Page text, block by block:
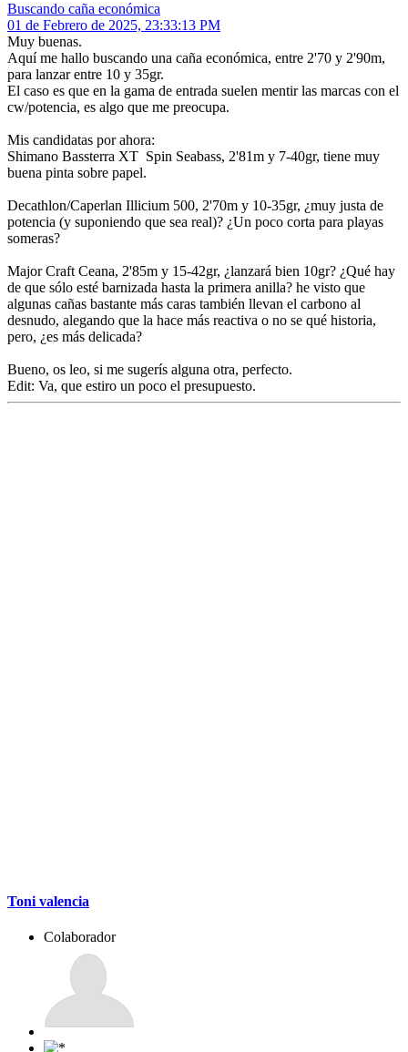
Buscando caña económica
01 de Febrero de 2025, 23:33:13 PM
Muy buenas.
Aquí me hallo buscando una caña económica, entre 2'70 y 2'90m,
para lanzar entre 10 y 35gr.
El caso es que en la gama de entrada suelen mentir las marcas con el
cw/potencia, es algo que me preocupa.
Mis candidatas por ahora:
Shimano Bassterra XT Spin Seabass, 2'81m y 7-40gr, tiene muy
buena pinta sobre papel.
Decathlon/Caperlan Illicium 500, 2'70m y 10-35gr, ¿muy justa de
potencia (y suponiendo que sea real)? ¿Un poco corta para playas
someras?
Major Craft Ceana, 2'85m y 15-42gr, ¿lanzará bien 10gr? ¿Qué hay
de que sólo esté barnizada hasta la primera anilla? he visto que
algunas cañas bastante más caras también llevan el carbono al
desnudo, alegando que la hace más reactiva o no se qué historia,
pero, ¿es más delicada?
Bueno, os leo, si me sugerís alguna otra, perfecto.
Edit: Va, que estiro un poco el presupuesto.
Toni valencia
Colaborador